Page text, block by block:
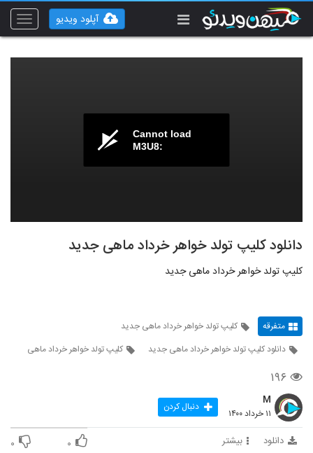
Toggle
آپلود ویدیو
Cannot load
M3U8:
دانلود کلیپ تولد خواهر خرداد ماهی جدید
کلیپ تولد خواهر خرداد ماهی جدید
متفرقه
کلیپ تولد خواهر خرداد ماهی جدید
دانلود کلیپ تولد خواهر خرداد ماهی جدید
کلیپ تولد خواهر خرداد ماهی
۱۹۶
M
۱۱ خرداد ۱۴۰۰ دنبال کردن
دانلود بیشتر ۰ ۰